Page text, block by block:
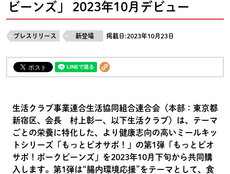
ビーンズ」 2023年10月デビュー
プレスリリース 新登場 掲載日:2023年10月23日
生活クラブ事業連合生活協同組合連合会（本部：東京都
新宿区、会長 村上彰一、以下生活クラブ）は、テーマ
ごとの栄養に特化した、より健康志向の高いミールキッ
トシリーズ「もっとビオサポ！」の第1弾「もっとビオ
サポ！ポークビーンズ」を2023年10月下旬から共同購
入します。第1弾は“腸内環境応援”をテーマとして、食